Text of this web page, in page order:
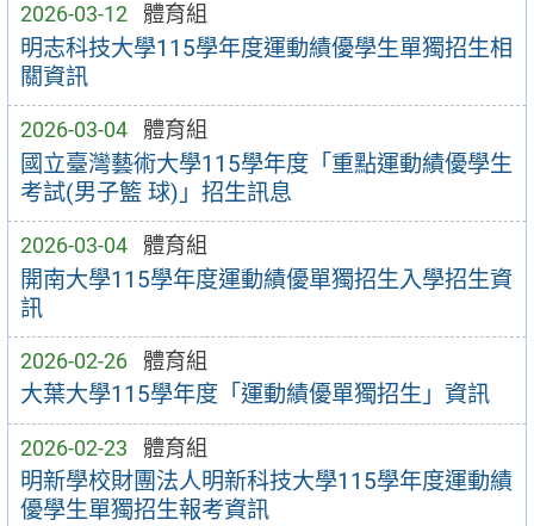
2026-03-12 體育組
明志科技大學115學年度運動績優學生單獨招生相
關資訊
2026-03-04 體育組
國立臺灣藝術大學115學年度「重點運動績優學生
考試(男子籃 球)」招生訊息
2026-03-04 體育組
開南大學115學年度運動績優單獨招生入學招生資
訊
2026-02-26 體育組
大葉大學115學年度「運動績優單獨招生」資訊
2026-02-23 體育組
明新學校財團法人明新科技大學115學年度運動績
優學生單獨招生報考資訊